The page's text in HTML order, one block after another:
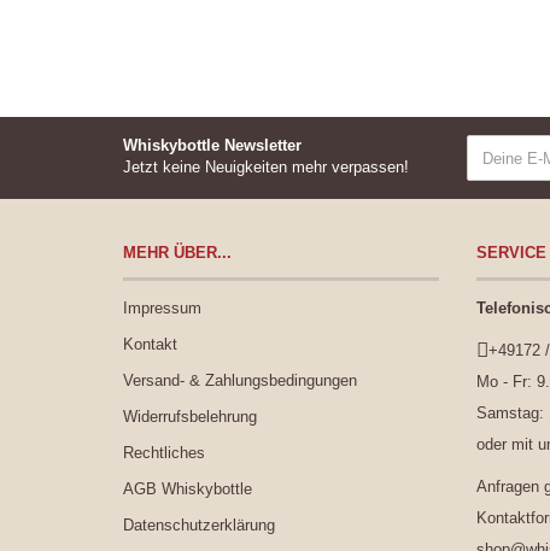
Whiskybottle Newsletter
Jetzt keine Neuigkeiten mehr verpassen!
MEHR ÜBER...
Impressum
Kontakt
Versand- & Zahlungsbedingungen
Widerrufsbelehrung
Rechtliches
AGB Whiskybottle
Datenschutzerklärung
SERVICE
+49172
Mo - Fr:
Samstag:
oder mit
Anfragen